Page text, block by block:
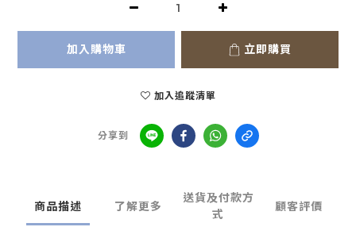
加入購物車 立即購買
加入追蹤清單
分享到
商品描述 了解更多
送貨及付款方
式
顧客評價